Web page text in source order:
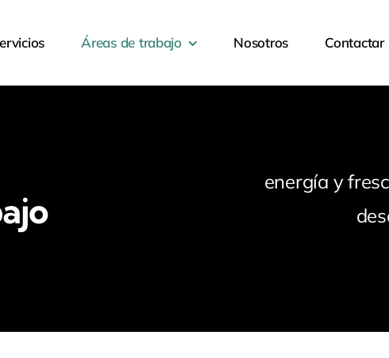
Áreas de trabajo Nosotros Contactar
energía y